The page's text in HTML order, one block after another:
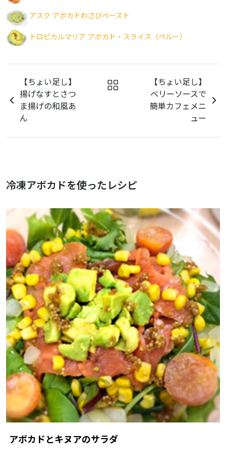
アスク アボカドわさびぺースト
トロピカルマリア アボカド・スライス（ペルー）
【ちょい足し】
揚げなすとさつ
ま揚げの和風あ
ん
【ちょい足し】
ベリーソースで
簡単カフェメニ
ュー
冷凍アボカドを使ったレシピ
アボカドとキヌアのサラダ